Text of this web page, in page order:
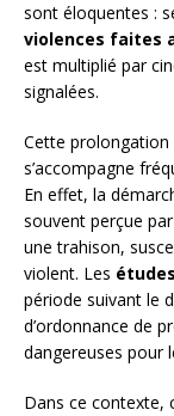
sont éloquentes :
violences faites
est multiplié par
signalées.
Cette
s’accompagne
En effet, la
souvent perçue
une trahison,
violent. Les
période suivant le
d’ordonnance de
dangereuses pour
Dans ce contexte,